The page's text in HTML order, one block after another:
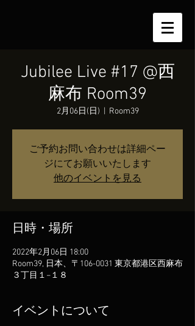
Jubilee Live #17 @西
麻布 Room39
2月06日(日) Room39
ご予約お問い合わせは詳細ペー
ジにてお願いいたします
他のイベントを見る
日時・場所
2022年2月06日 18:00
Room39, 日本、〒106-0031 東京都港区西麻布
３丁目１−１８
イベントについて